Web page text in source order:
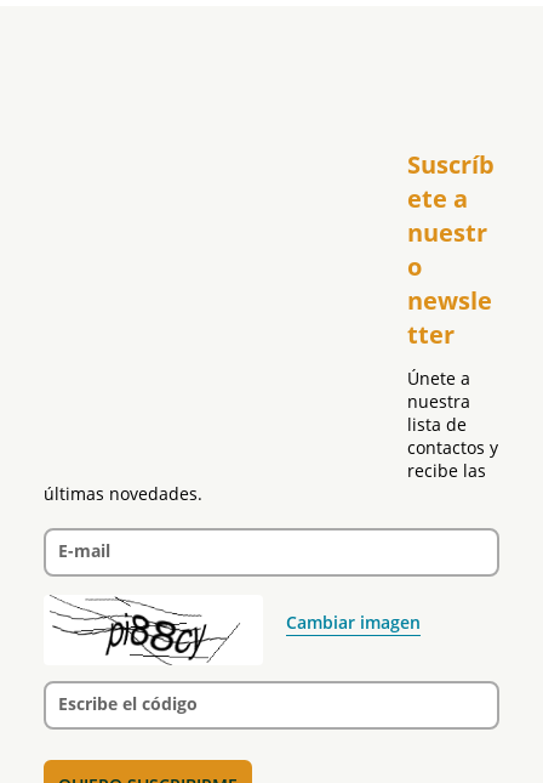
Suscríb
ete a
nuestr
o
newsle
tter
Únete a
nuestra
lista de
contactos y
recibe las
últimas novedades.
E-mail
Cambiar imagen
Escribe el código